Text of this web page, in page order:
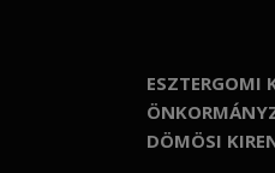
ESZTERGOMI
DÖMÖSI